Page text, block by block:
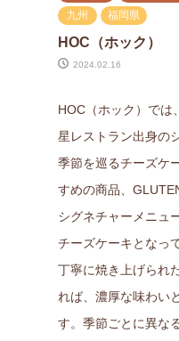
九州
福岡県
HOC（ホック）
2024.02.16
HOC（ホック）では
星レストラン出身の
季節を巡るチーズケ
すめの商品、
シグネチャーメニュ
チーズケーキとなっ
丁寧に焼き上げられ
れば、濃厚な味わい
す。季節ごとに異な